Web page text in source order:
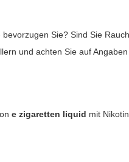
Sie? Sind Sie
und achten Sie auf
e zigaretten liquid mit